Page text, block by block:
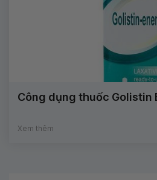
Công dụng thuốc Golistin
Xem thêm